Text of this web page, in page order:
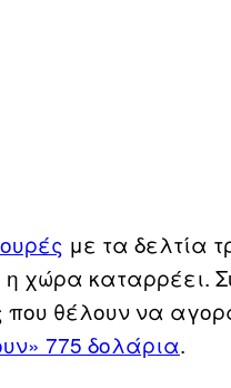
με τα δελτία
η χώρα καταρρέει.
που θέλουν να
775 δολάρια.